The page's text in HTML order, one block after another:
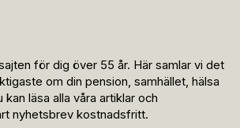
för dig över 55 år. Här samlar vi det
om din pension, samhället, hälsa
läsa alla våra artiklar och
nyhetsbrev kostnadsfritt.